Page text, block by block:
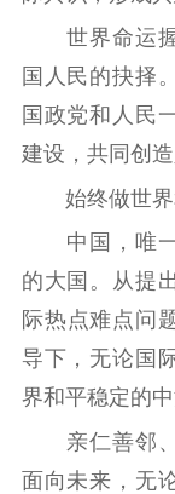
世界命运握
国人民的抉择
国政党和人民
建设，共同创
始终做世界
中国，唯一
的大国。从提
际热点难点问
导下，无论国
界和平稳定的中
亲仁善邻、
面向未来，无